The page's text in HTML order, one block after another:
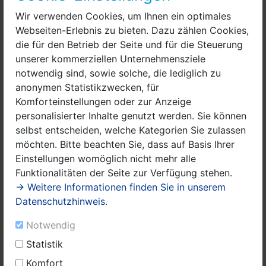
Wir verwenden Cookies, um Ihnen ein optimales
Webseiten-Erlebnis zu bieten. Dazu zählen Cookies,
die für den Betrieb der Seite und für die Steuerung
unserer kommerziellen Unternehmensziele
notwendig sind, sowie solche, die lediglich zu
anonymen Statistikzwecken, für
Komforteinstellungen oder zur Anzeige
personalisierter Inhalte genutzt werden. Sie können
selbst entscheiden, welche Kategorien Sie zulassen
möchten. Bitte beachten Sie, dass auf Basis Ihrer
Einstellungen womöglich nicht mehr alle
Funktionalitäten der Seite zur Verfügung stehen.
→ Weitere Informationen finden Sie in unserem
Datenschutzhinweis.
Notwendig
Statistik
Komfort
Die Bereitstellung der personenbezogenen Daten ist
weder gesetzlich noch vertraglich vorgeschrieben und
auch nicht für einen Vertragsabschluss erforderlich.
Sie sind auch nicht verpflichtet, die
personenbezogenen Daten bereitzustellen. Die
Nichtbereitstellung hätte jedoch unter Umständen zur
Folge, dass Sie unsere Webseite nicht bzw. nicht
vollumfänglich nutzen können.
Auch andere von uns genutzte Dienste nutzen
Cookies. Wir weisen Sie bei den einzelnen Diensten
gesondert auf die Nutzung der Cookies hin.
Übermittlungen in Drittländer
Sofern wir Daten in einem Drittland (d.h. außerhalb der